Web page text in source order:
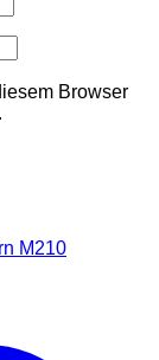
Browser